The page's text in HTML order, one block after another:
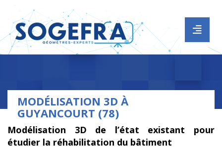
ACCUEIL
SOCIÉTÉ
MOYENS HUMAINS
MOYENS MATÉRIELS
PRESTATIONS
MODÉLISATION 3D À
GUYANCOURT (78)
Modélisation 3D de l’état existant pour
étudier la réhabilitation du bâtiment